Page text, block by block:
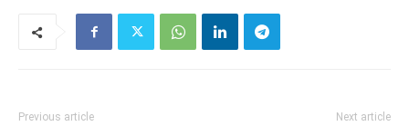
Previous article Next article